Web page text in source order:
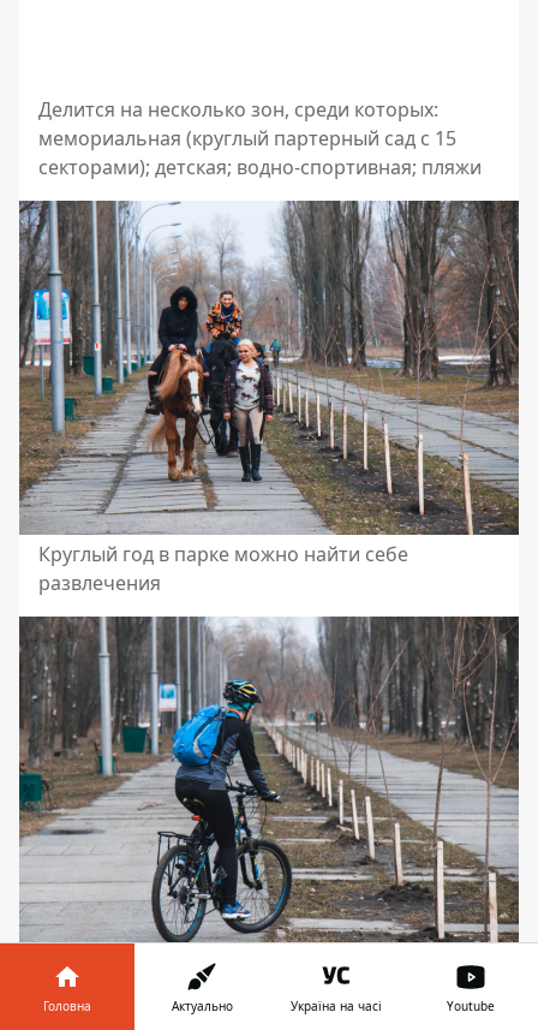
Делится на несколько зон, среди которых:
мемориальная (круглый партерный сад с 15
секторами); детская; водно-спортивная; пляжи
Круглый год в парке можно найти себе
развлечения
Сезон велопрогулок уже открыт, а кто-то их и не
закрывал вовсе
Головна Актуально Україна на часі Youtube